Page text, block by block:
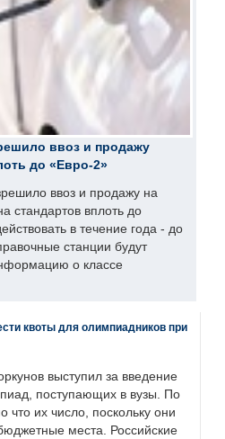
ввоз и продажу
до «Евро-2»
ввоз и продажу на
стандартов вплоть до
в течение года - до
станции будут
о классе
квоты для олимпиадников при
выступил за введение
поступающих в вузы. По
их число, поскольку они
места. Российские